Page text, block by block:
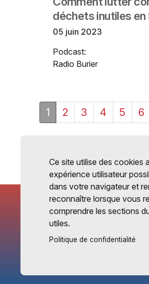
déchets inutiles en
05 juin 2023
Podcast:
Radio Burier
1 2 3 4 5 6
Ce site utilise des cookies
expérience utilisateur
dans votre navigateur et
reconnaître lorsque vous
comprendre les sections
utiles.
Politique de confidentialité